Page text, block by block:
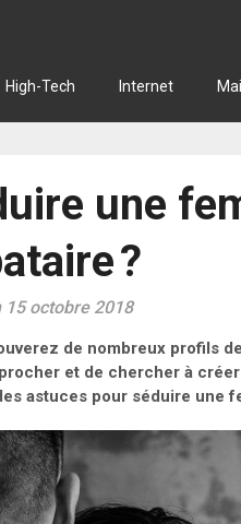
High-Tech Internet
une
?
15 octobre 2018
de nombreux profils
et de chercher à
astuces pour séduire une